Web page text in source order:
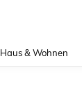
Haus & Wohnen